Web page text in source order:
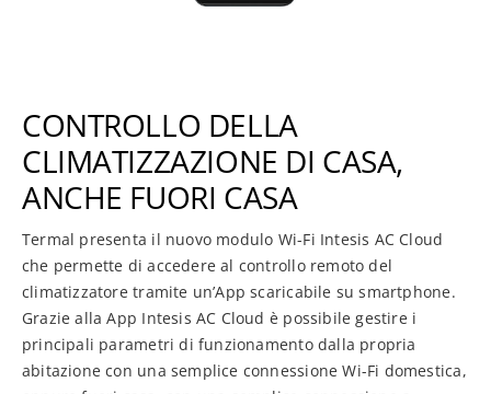
CONTROLLO DELLA
CLIMATIZZAZIONE DI CASA,
ANCHE FUORI CASA
Termal presenta il nuovo modulo Wi-Fi Intesis AC Cloud
che permette di accedere al controllo remoto del
climatizzatore tramite un’App scaricabile su smartphone.
Grazie alla App Intesis AC Cloud è possibile gestire i
principali parametri di funzionamento dalla propria
abitazione con una semplice connessione Wi-Fi domestica,